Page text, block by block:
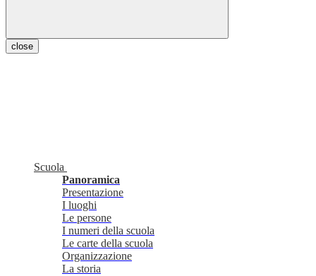
close
Scuola
Panoramica
Presentazione
I luoghi
Le persone
I numeri della scuola
Le carte della scuola
Organizzazione
La storia